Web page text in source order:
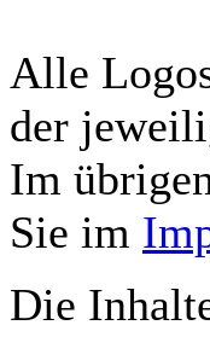
Alle
der
Im
Sie im
Die